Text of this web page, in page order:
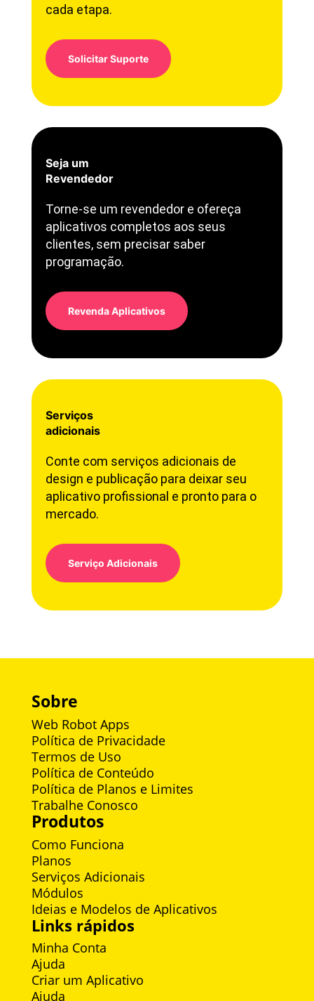
cada etapa.
Solicitar Suporte
Seja um
Revendedor
Torne-se um revendedor e ofereça
aplicativos completos aos seus
clientes, sem precisar saber
programação.
Revenda Aplicativos
Serviços
adicionais
Conte com serviços adicionais de
design e publicação para deixar seu
aplicativo profissional e pronto para o
mercado.
Serviço Adicionais
Sobre
Web Robot Apps
Política de Privacidade
Termos de Uso
Política de Conteúdo
Política de Planos e Limites
Trabalhe Conosco
Produtos
Como Funciona
Planos
Serviços Adicionais
Módulos
Ideias e Modelos de Aplicativos
Links rápidos
Minha Conta
Ajuda
Criar um Aplicativo
Ajuda